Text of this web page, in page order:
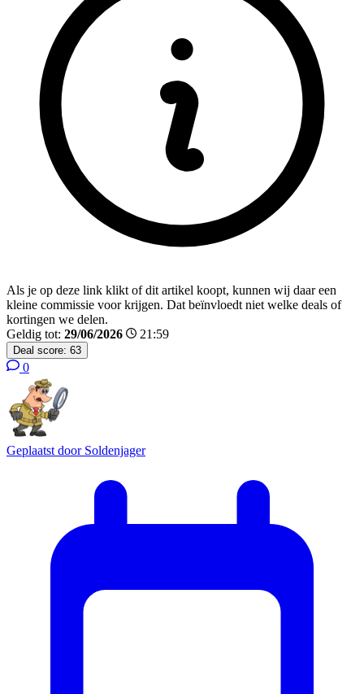
Als je op deze link klikt of dit artikel koopt, kunnen wij daar een
kleine commissie voor krijgen. Dat beïnvloedt niet welke deals of
kortingen we delen.
Geldig tot: 29/06/2026 21:59
Deal score: 63
0
Geplaatst door Soldenjager